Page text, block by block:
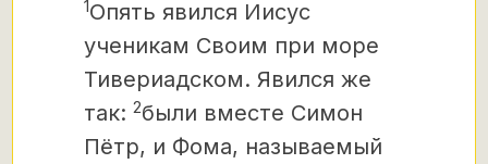
1Опять явился Иисус
ученикам Своим при море
Тивериадском. Явился же
так: 2были вместе Симон
Пётр, и Фома, называемый